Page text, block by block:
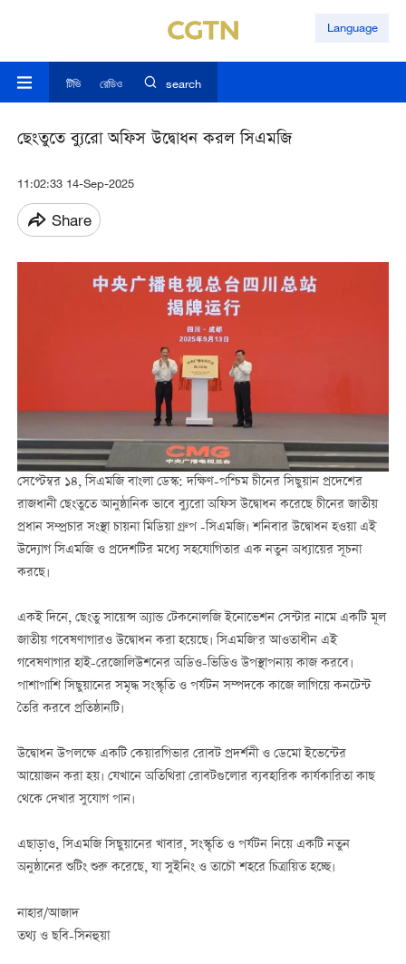
Language
টিভি রেডিও search
ছেংতুতে ব্যুরো অফিস উদ্বোধন করল সিএমজি
11:02:33 14-Sep-2025
Share
সেপ্টেম্বর ১৪, সিএমজি বাংলা ডেস্ক: দক্ষিণ-পশ্চিম চীনের সিছুয়ান প্রদেশের
রাজধানী ছেংতুতে আনুষ্ঠানিক ভাবে ব্যুরো অফিস উদ্বোধন করেছে চীনের জাতীয়
প্রধান সম্প্রচার সংস্থা চায়না মিডিয়া গ্রুপ -সিএমজি। শনিবার উদ্বোধন হওয়া এই
উদ্যোগ সিএমজি ও প্রদেশটির মধ্যে সহযোগিতার এক নতুন অধ্যায়ের সূচনা
করছে।
একই দিনে, ছেংতু সায়েন্স অ্যান্ড টেকনোলজি ইনোভেশন সেন্টার নামে একটি মূল
জাতীয় গবেষণাগারও উদ্বোধন করা হয়েছে। সিএমজি'র আওতাধীন এই
গবেষণাগার হাই-রেজোলিউশনের অডিও-ভিডিও উপস্থাপনায় কাজ করবে।
পাশাপাশি সিছুয়ানের সমৃদ্ধ সংস্কৃতি ও পর্যটন সম্পদকে কাজে লাগিয়ে কনটেন্ট
তৈরি করবে প্রতিষ্ঠানটি।
উদ্বোধন উপলক্ষে একটি কেয়ারগিভার রোবট প্রদর্শনী ও ডেমো ইভেন্টের
আয়োজন করা হয়। যেখানে অতিথিরা রোবটগুলোর ব্যবহারিক কার্যকারিতা কাছ
থেকে দেখার সুযোগ পান।
এছাড়াও, সিএমজি সিছুয়ানের খাবার, সংস্কৃতি ও পর্যটন নিয়ে একটি নতুন
অনুষ্ঠানের শুটিং শুরু করেছে, যা সুইনিং ও তাচৌ শহরে চিত্রায়িত হচ্ছে।
নাহার/আজাদ
তথ্য ও ছবি-সিনহুয়া